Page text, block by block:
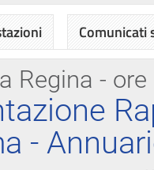
Regina - ore
-
Comunicati